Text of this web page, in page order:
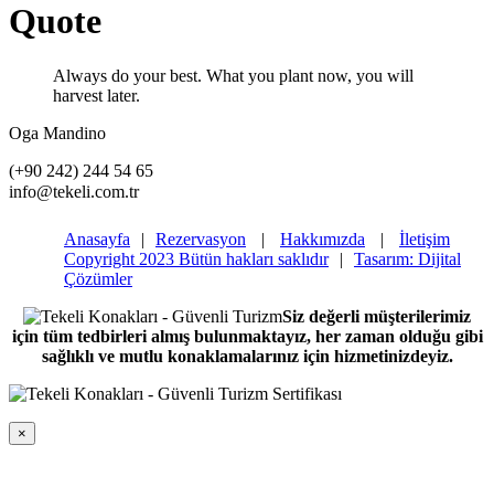
Quote
Always do your best. What you plant now, you will
harvest later.
Oga Mandino
(+90 242) 244 54 65
info@tekeli.com.tr
Anasayfa | Rezervasyon | Hakkımızda |
İletişim
Copyright 2023 Bütün hakları saklıdır
|
Tasarım: Dijital
Çözümler
Siz değerli müşterilerimiz
için tüm tedbirleri almış bulunmaktayız, her zaman olduğu gibi
sağlıklı ve mutlu konaklamalarınız için hizmetinizdeyiz.
×